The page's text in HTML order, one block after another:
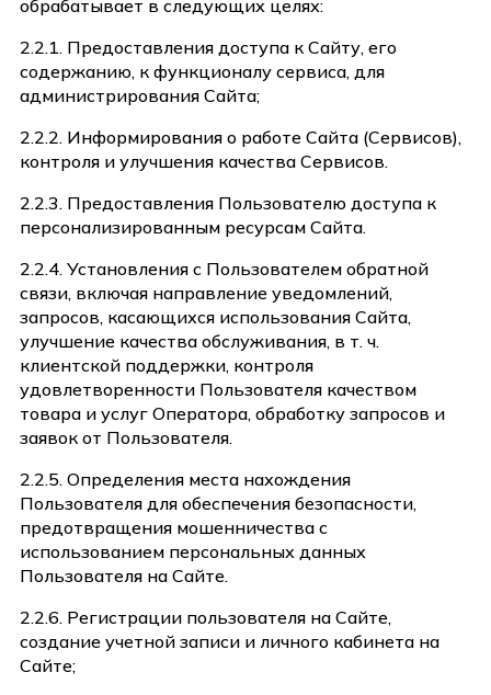
обрабатывает в следующих целях:
2.2.1. Предоставления доступа к Сайту, его
содержанию, к функционалу сервиса, для
администрирования Сайта;
2.2.2. Информирования о работе Сайта (Сервисов),
контроля и улучшения качества Сервисов.
2.2.3. Предоставления Пользователю доступа к
персонализированным ресурсам Сайта.
2.2.4. Установления с Пользователем обратной
связи, включая направление уведомлений,
запросов, касающихся использования Сайта,
улучшение качества обслуживания, в т. ч.
клиентской поддержки, контроля
удовлетворенности Пользователя качеством
товара и услуг Оператора, обработку запросов и
заявок от Пользователя.
2.2.5. Определения места нахождения
Пользователя для обеспечения безопасности,
предотвращения мошенничества с
использованием персональных данных
Пользователя на Сайте.
2.2.6. Регистрации пользователя на Сайте,
создание учетной записи и личного кабинета на
Сайте;